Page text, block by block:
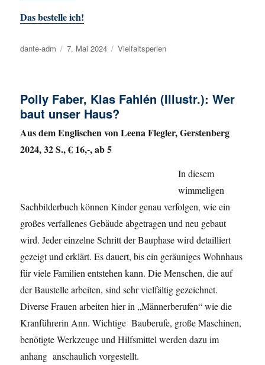
Das bestelle ich!
Autor
dante-adm
Veröffentlicht
7. Mai 2024 Kategorien
Vielfaltsperlen
Polly Faber, Klas Fahlén (Illustr.): Wer
baut unser Haus?
Aus dem Englischen vonLeenaFlegler, Gerstenberg
2024, 32 S., € 16,-, ab 5
In diesem
wimmeligen
Sachbilderbuch können Kinder genau verfolgen, wie ein
großes verfallenes Gebäude abgetragen und neu gebaut
wird. Jeder einzelne Schritt der Bauphase wird detailliert
gezeigt und erklärt. Es dauert, bis ein geräuniges Wohnhaus
für viele Familien entstehen kann. Die Menschen, die auf
der Baustelle arbeiten, sind sehr vielfältig gezeichnet.
Diverse Frauen arbeiten hier in „Männerberufen“ wie die
Kranführerin Ann. Wichtige Bauberufe, große Maschinen,
benötigte Werkzeuge und Hilfsmittel werden dazu im
anhang anschaulich vorgestellt.